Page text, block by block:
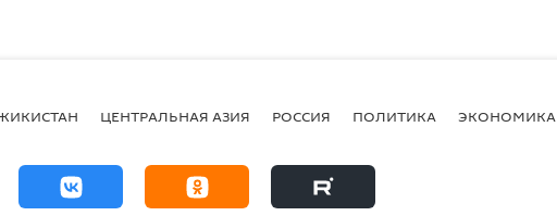
ЦЕНТРАЛЬНАЯ АЗИЯ РОССИЯ ПОЛИТИКА ЭКОНОМИКА